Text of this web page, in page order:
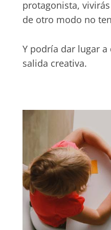
protagonista,
de otro modo no
Y podría dar lugar
salida creativa.